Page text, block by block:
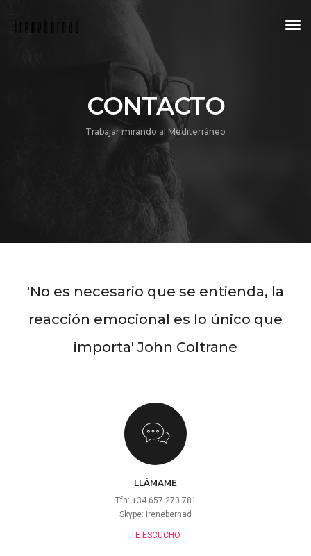
CONTACTO
Trabajar mirando al Mediterráneo
'No es necesario que se entienda, la
reacción emocional es lo único que
importa' John Coltrane
LLÁMAME
Tfn: +34 657 270 781
Skype: irenebernad
TE ESCUCHO